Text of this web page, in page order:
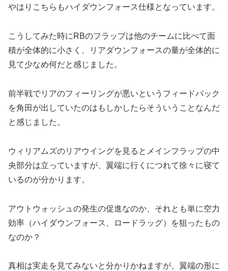
やはりこちらもハイダウンフォース仕様となっています。
こうしてみた時にRBのフラップは他のチームに比べて面
積が全体的に小さく、リアダウンフォースの量が全体的に
見て少なめ何だと感じました。
前半戦でリアのフィーリングが悪いというフィードバック
を角田が出していたのはもしかしたらそういうことなんだ
と感じました。
ウィリアムズのリアウイングを見るとメインフラップの中
央部分は立っていますが、翼端に行くにつれて徐々に寝て
いるのが分かります。
アウトウォッシュの発生の促進なのか、それとも単に空力
効率（ハイダウンフォース、ロードラッグ）を狙ったもの
なのか？
真相は実走を見てみないと分かりかねますが、翼端の形に